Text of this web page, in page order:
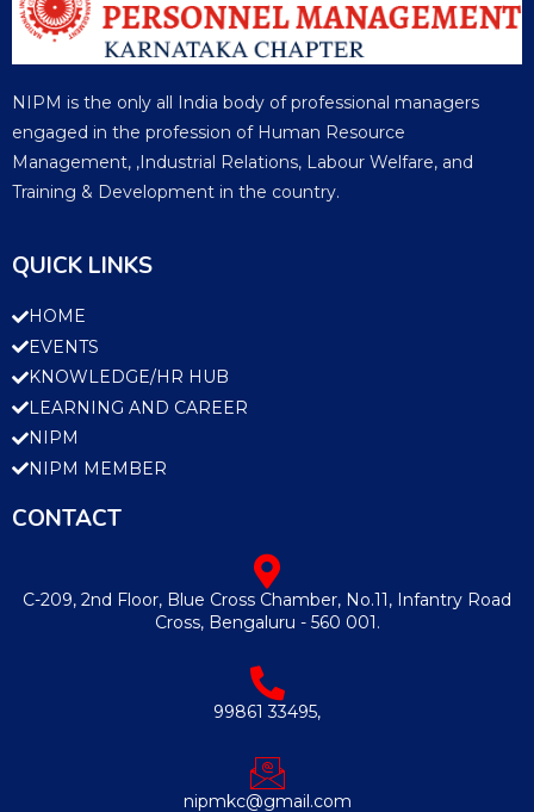
NIPM is the only all India body of professional managers
engaged in the profession of Human Resource
Management, ,Industrial Relations, Labour Welfare, and
Training & Development in the country.
QUICK LINKS
HOME
EVENTS
KNOWLEDGE/HR HUB
LEARNING AND CAREER
NIPM
NIPM MEMBER
CONTACT
C-209, 2nd Floor, Blue Cross Chamber, No.11, Infantry Road
Cross, Bengaluru - 560 001.
99861 33495,
nipmkc@gmail.com